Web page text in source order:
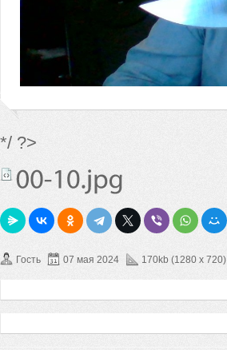
*/ ?>
Гость 07 мая 2024 170kb (1280 x 720)